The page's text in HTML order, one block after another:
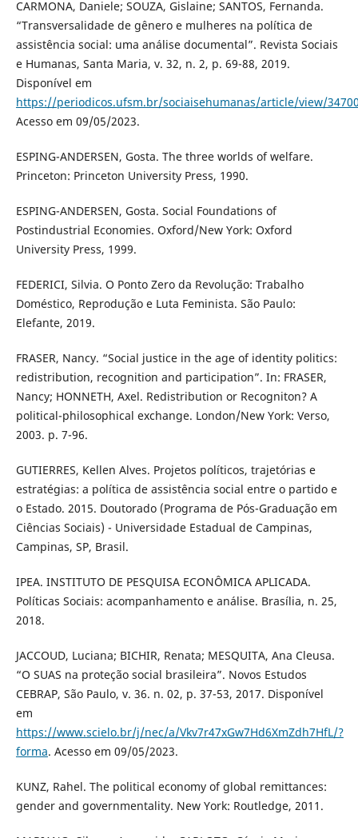
CARMONA, Daniele; SOUZA, Gislaine; SANTOS, Fernanda.
“Transversalidade de gênero e mulheres na política de
assistência social: uma análise documental”. Revista Sociais
e Humanas, Santa Maria, v. 32, n. 2, p. 69-88, 2019.
Disponível em
https://periodicos.ufsm.br/sociaisehumanas/article/view/
Acesso em 09/05/2023.
ESPING-ANDERSEN, Gosta. The three worlds of welfare.
Princeton: Princeton University Press, 1990.
ESPING-ANDERSEN, Gosta. Social Foundations of
Postindustrial Economies. Oxford/New York: Oxford
University Press, 1999.
FEDERICI, Silvia. O Ponto Zero da Revolução: Trabalho
Doméstico, Reprodução e Luta Feminista. São Paulo:
Elefante, 2019.
FRASER, Nancy. “Social justice in the age of identity politics:
redistribution, recognition and participation”. In: FRASER,
Nancy; HONNETH, Axel. Redistribution or Recogniton? A
political-philosophical exchange. London/New York: Verso,
2003. p. 7-96.
GUTIERRES, Kellen Alves. Projetos políticos, trajetórias e
estratégias: a política de assistência social entre o partido e
o Estado. 2015. Doutorado (Programa de Pós-Graduação em
Ciências Sociais) - Universidade Estadual de Campinas,
Campinas, SP, Brasil.
IPEA. INSTITUTO DE PESQUISA ECONÔMICA APLICADA.
Políticas Sociais: acompanhamento e análise. Brasília, n. 25,
2018.
JACCOUD, Luciana; BICHIR, Renata; MESQUITA, Ana Cleusa.
“O SUAS na proteção social brasileira”. Novos Estudos
CEBRAP, São Paulo, v. 36. n. 02, p. 37-53, 2017. Disponível
em
https://www.scielo.br/j/nec/a/Vkv7r47xGw7Hd6XmZdh7HfL/?
forma. Acesso em 09/05/2023.
KUNZ, Rahel. The political economy of global remittances:
gender and governmentality. New York: Routledge, 2011.